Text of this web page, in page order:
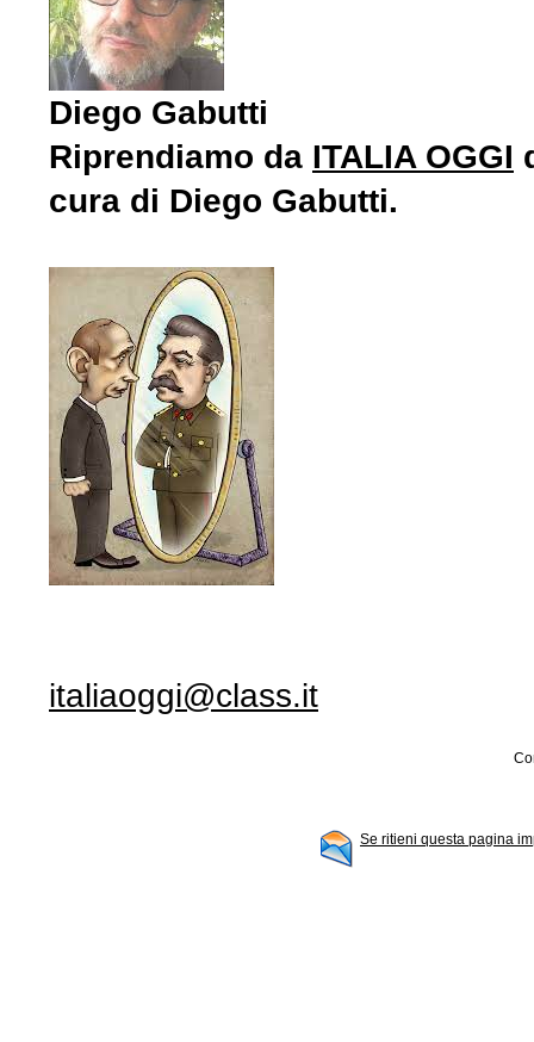
Riprendiamo da ITALIA OGGI
cura di Diego Gabutti.
Diego Gabutti
italiaoggi@class.it
Se ritieni questa pagina